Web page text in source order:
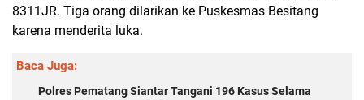
8311JR. Tiga orang dilarikan ke Puskesmas Besitang
karena menderita luka.
Baca Juga:
Polres Pematang Siantar Tangani 196 Kasus Selama